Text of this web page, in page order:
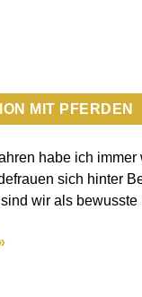
MIT PFERDEN
habe ich
sich hinter
wir als bewusste